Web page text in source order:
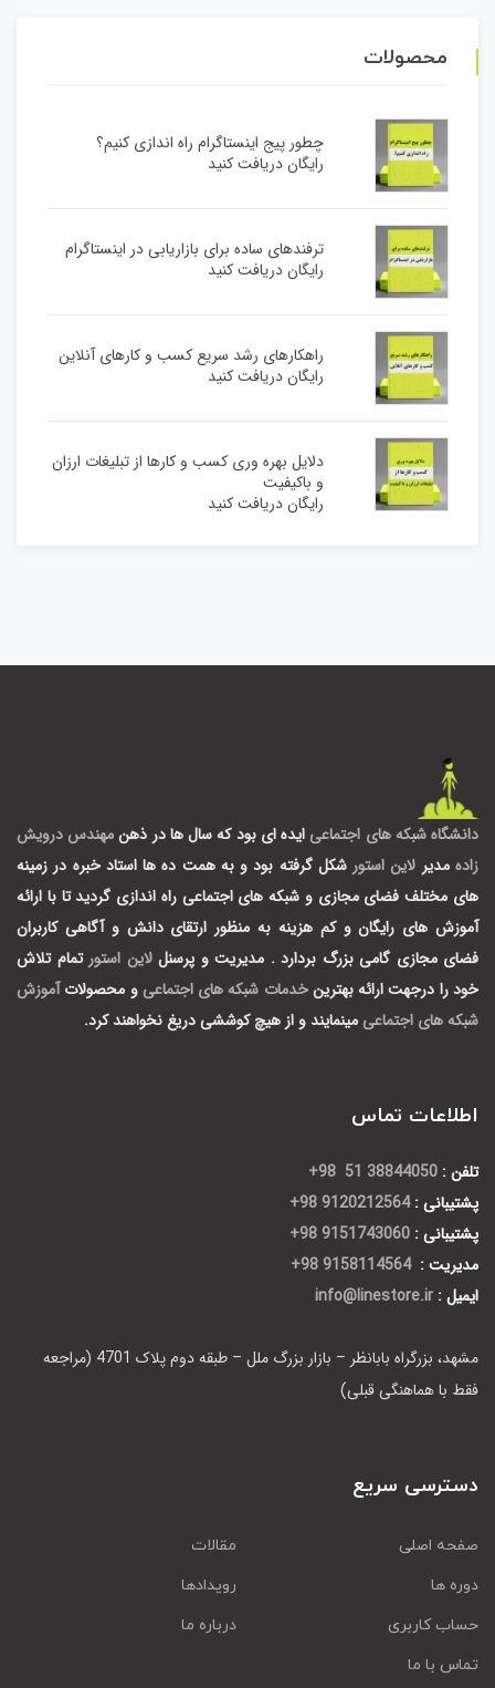
محصولات
چطور پیج اینستاگرام راه اندازی کنیم؟
رایگان دریافت کنید
ترفندهای ساده برای بازاریابی در اینستاگرام
رایگان دریافت کنید
راهکارهای رشد سریع کسب و کارهای آنلاین
رایگان دریافت کنید
دلایل بهره وری کسب و کارها از تبلیغات ارزان
و باکیفیت
رایگان دریافت کنید
دانشگاه شبکه های اجتماعی ایده ای بود که سال ها در ذهنمهندس درویش
زاده مدیر لاین استور شکل گرفته بود و به همت ده ها استاد خبره در زمینه
های مختلف فضای مجازی و شبکه های اجتماعی راه اندازی گردید تا با ارائه
آموزش های رایگان و کم هزینه به منظور ارتقای دانش و آگاهی کاربران
فضای مجازی گامی بزرگ بردارد . مدیریت و پرسنللاین استور تمام تلاش
خود را درجهت ارائه بهترینخدمات شبکه های اجتماعی و محصولات آموزش
شبکه های اجتماعی مینمایند و از هیچ کوششی دریغ نخواهند کرد.
اطلاعات تماس
تلفن : 38844050 51 98+
پشتیبانی : 9120212564 98+
پشتیبانی : 9151743060 98+
مدیریت : 9158114564 98+
ایمیل : info@linestore.ir
مشهد، بزرگراه بابانظر – بازار بزرگ ملل – طبقه دوم پلاک 4701 (مراجعه
فقط با هماهنگی قبلی)
دسترسی سریع
صفحه اصلی
مقالات
دوره ها
رویدادها
حساب کاربری
درباره ما
تماس با ما